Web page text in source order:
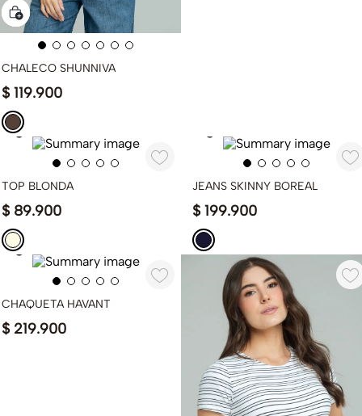
CHALECO SHUNNIVA
$ 119.900
TOP BLONDA
$ 89.900
JEANS SKINNY BOREAL
$ 199.900
CHAQUETA HAVANT
$ 219.900